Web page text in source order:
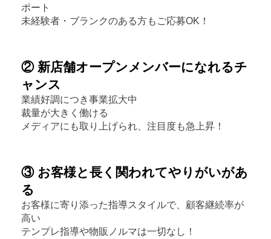
ポート
未経験者・ブランクのある方もご応募OK！
② 新店舗オープンメンバーになれるチ
ャンス
業績好調につき事業拡大中
裁量が大きく働ける
メディアにも取り上げられ、注目度も急上昇！
③ お客様と長く関われてやりがいがあ
る
お客様に寄り添った指導スタイルで、顧客継続率が
高い
テンプレ指導や物販ノルマは一切なし！